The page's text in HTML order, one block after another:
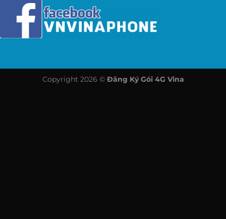
Copyright 2026 © Đăng Ký Gói 4G Vina